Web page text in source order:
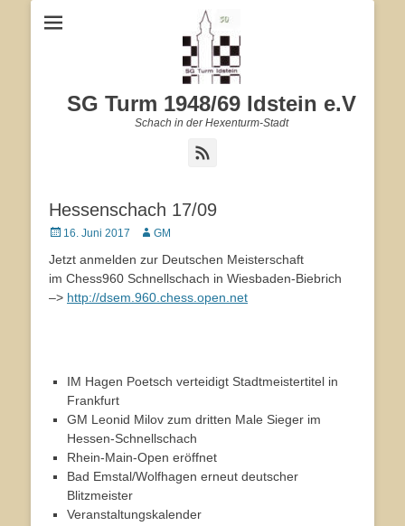
SG Turm 1948/69 Idstein e.V
Schach in der Hexenturm-Stadt
Hessenschach 17/09
Veröffentlicht
16. Juni 2017 Autor
GM
Jetzt anmelden zur Deutschen Meisterschaft
im Chess960 Schnellschach in Wiesbaden-Biebrich
–> http://dsem.960.chess.open.net
IM Hagen Poetsch verteidigt Stadtmeistertitel in
Frankfurt
GM Leonid Milov zum dritten Male Sieger im
Hessen-Schnellschach
Rhein-Main-Open eröffnet
Bad Emstal/Wolfhagen erneut deutscher
Blitzmeister
Veranstaltungskalender